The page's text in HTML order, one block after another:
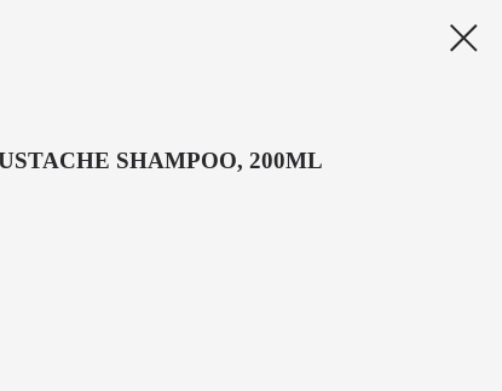
SHAMPOO, 200ML